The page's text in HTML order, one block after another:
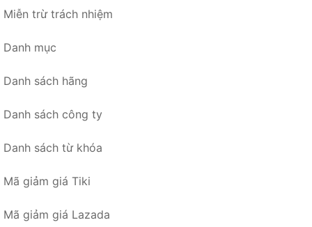
Miễn trừ trách nhiệm
Danh mục
Danh sách hãng
Danh sách công ty
Danh sách từ khóa
Mã giảm giá Tiki
Mã giảm giá Lazada